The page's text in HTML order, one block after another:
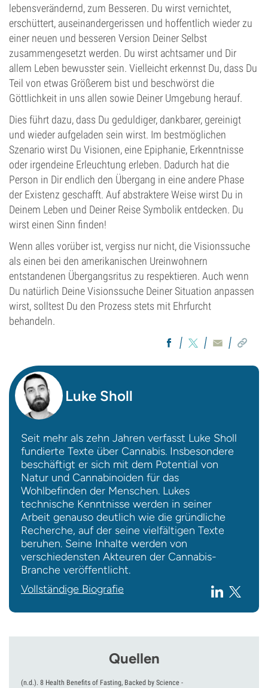
lebensverändernd, zum Besseren. Du wirst vernichtet,
erschüttert, auseinandergerissen und hoffentlich wieder zu
einer neuen und besseren Version Deiner Selbst
zusammengesetzt werden. Du wirst achtsamer und Dir
allem Leben bewusster sein. Vielleicht erkennst Du, dass Du
Teil von etwas Größerem bist und beschwörst die
Göttlichkeit in uns allen sowie Deiner Umgebung herauf.
Dies führt dazu, dass Du geduldiger, dankbarer, gereinigt
und wieder aufgeladen sein wirst. Im bestmöglichen
Szenario wirst Du Visionen, eine Epiphanie, Erkenntnisse
oder irgendeine Erleuchtung erleben. Dadurch hat die
Person in Dir endlich den Übergang in eine andere Phase
der Existenz geschafft. Auf abstraktere Weise wirst Du in
Deinem Leben und Deiner Reise Symbolik entdecken. Du
wirst einen Sinn finden!
Wenn alles vorüber ist, vergiss nur nicht, die Visionssuche
als einen bei den amerikanischen Ureinwohnern
entstandenen Übergangsritus zu respektieren. Auch wenn
Du natürlich Deine Visionssuche Deiner Situation anpassen
wirst, solltest Du den Prozess stets mit Ehrfurcht
behandeln.
Luke Sholl
Seit mehr als zehn Jahren verfasst Luke Sholl
fundierte Texte über Cannabis. Insbesondere
beschäftigt er sich mit dem Potential von
Natur und Cannabinoiden für das
Wohlbefinden der Menschen. Lukes
technische Kenntnisse werden in seiner
Arbeit genauso deutlich wie die gründliche
Recherche, auf der seine vielfältigen Texte
beruhen. Seine Inhalte werden von
verschiedensten Akteuren der Cannabis-
Branche veröffentlicht.
Vollständige Biografie
Quellen
(n.d.). 8 Health Benefits of Fasting, Backed by Science -